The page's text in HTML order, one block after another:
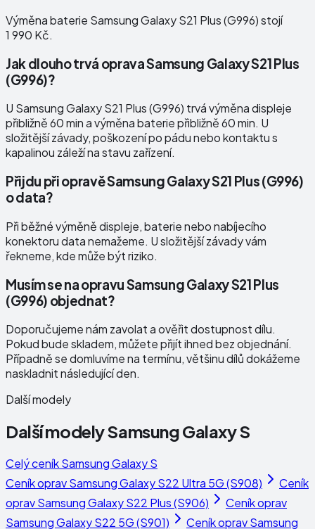
Výměna baterie Samsung Galaxy S21 Plus (G996) stojí
1 990 Kč.
Jak dlouho trvá oprava Samsung Galaxy S21 Plus
(G996)?
U Samsung Galaxy S21 Plus (G996) trvá výměna displeje
přibližně 60 min a výměna baterie přibližně 60 min. U
složitější závady, poškození po pádu nebo kontaktu s
kapalinou záleží na stavu zařízení.
Přijdu při opravě Samsung Galaxy S21 Plus (G996)
o data?
Při běžné výměně displeje, baterie nebo nabíjecího
konektoru data nemažeme. U složitější závady vám
řekneme, kde může být riziko.
Musím se na opravu Samsung Galaxy S21 Plus
(G996) objednat?
Doporučujeme nám zavolat a ověřit dostupnost dílu.
Pokud bude skladem, můžete přijít ihned bez objednání.
Případně se domluvíme na termínu, většinu dílů dokážeme
naskladnit následující den.
Další modely
Další modelySamsung Galaxy S
Celý ceníkSamsung Galaxy S
Ceník opravSamsung Galaxy S22 Ultra 5G (S908)
Ceník
opravSamsung Galaxy S22 Plus (S906)
Ceník oprav
Samsung Galaxy S22 5G (S901)
Ceník opravSamsung